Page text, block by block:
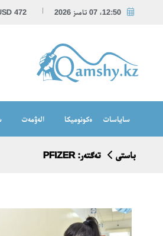
12:50، 07 تامىز 2026 472
ساياسات ەكونوميكا الەۋمەت
باستى تەگتەر: PFIZER